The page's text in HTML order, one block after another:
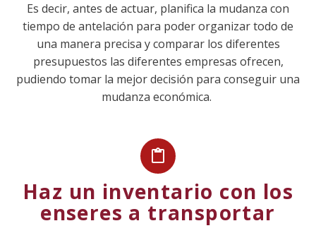
Es decir, antes de actuar, planifica la mudanza con
tiempo de antelación para poder organizar todo de
una manera precisa y comparar los diferentes
presupuestos las diferentes empresas ofrecen,
pudiendo tomar la mejor decisión para conseguir una
mudanza económica.


Haz un inventario con los
enseres a transportar